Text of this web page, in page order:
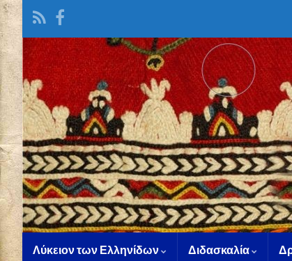
Λύκειον των Ελληνίδων Διδασκαλία